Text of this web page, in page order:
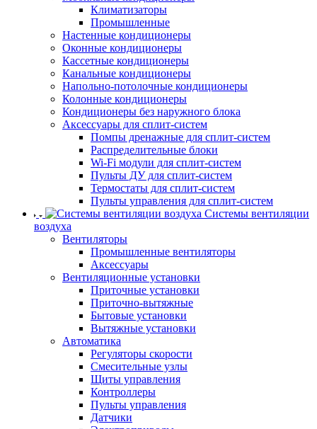
Климатизаторы
Промышленные
Настенные кондиционеры
Оконные кондиционеры
Кассетные кондиционеры
Канальные кондиционеры
Напольно-потолочные кондиционеры
Колонные кондиционеры
Кондиционеры без наружного блока
Аксессуары для сплит-систем
Помпы дренажные для сплит-систем
Распределительные блоки
Wi-Fi модули для сплит-систем
Пульты ДУ для сплит-систем
Термостаты для сплит-систем
Пульты управления для сплит-систем
Системы вентиляции
воздуха
Вентиляторы
Промышленные вентиляторы
Аксессуары
Вентиляционные установки
Приточные установки
Приточно-вытяжные
Бытовые установки
Вытяжные установки
Автоматика
Регуляторы скорости
Смесительные узлы
Щиты управления
Контроллеры
Пульты управления
Датчики